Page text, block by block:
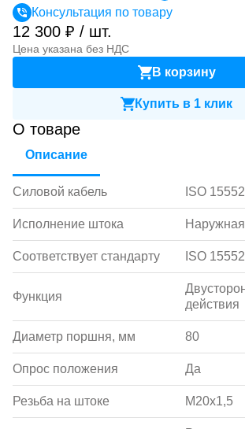
Консультация по товару
12 300 ₽ / шт.
Цена указана без НДС
В корзину
Купить в 1 клик
О товаре
Описание
Силовой кабель ISO 15552
Исполнение штока
Соответствует стандарту ISO 15552
Функция
действия
Диаметр поршня, мм 80
Опрос положения Да
Резьба на штоке M20x1,5